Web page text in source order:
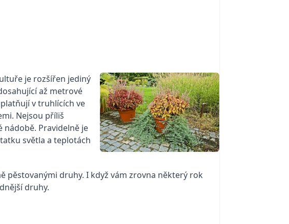
je rozšířen jediný
až metrové
v truhlících ve
Nejsou příliš
nádobě. Pravidelně je
světla a teplotách
pěstovanými druhy. I když vám zrovna některý rok
druhy.